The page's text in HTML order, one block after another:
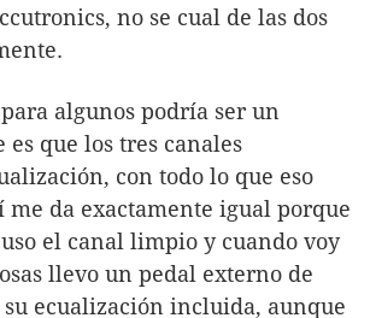
no se cual de las dos
algunos podría ser un
que los tres canales
con todo lo que eso
me da exactamente igual porque
el canal limpio y cuando voy
llevo un pedal externo de
ecualización incluida, aunque